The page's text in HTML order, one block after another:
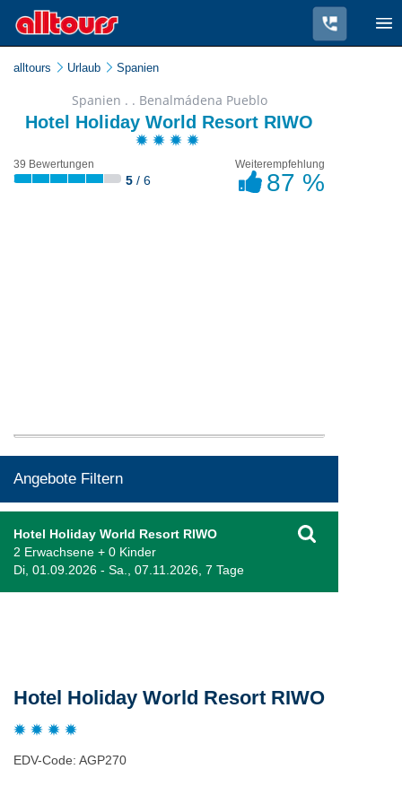
alltours Urlaub Spanien
Spanien . . Benalmádena Pueblo
Hotel Holiday World Resort RIWO
39 Bewertungen
5 / 6
Weiterempfehlung
87 %
Angebote Filtern
Hotel Holiday World Resort RIWO
2 Erwachsene + 0 Kinder
Di, 01.09.2026 - Sa., 07.11.2026, 7 Tage
Hotel Holiday World Resort RIWO
EDV-Code: AGP270